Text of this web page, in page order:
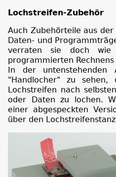
Lochstreifen-Zubehör
Auch Zubehörteile aus
Daten- und
verraten sie doch
programmierten
In der untenstehenden
"Handlocher" zu
Lochstreifen nach
oder Daten zu lochen.
einer abgespeckten
über den